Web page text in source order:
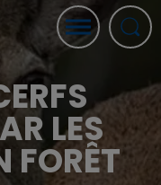
LES
FORÊT